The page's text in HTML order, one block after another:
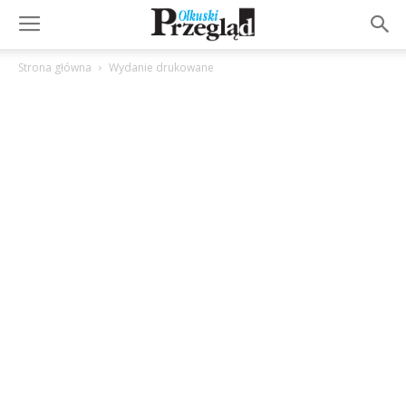
Strona główna Wydanie drukowane